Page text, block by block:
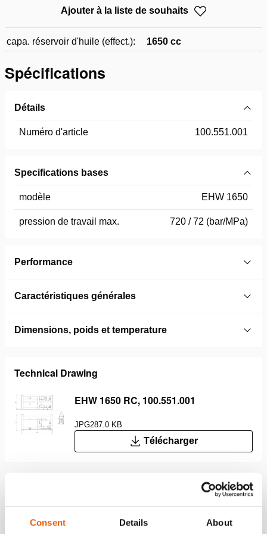
Consent Details About
Ajouter à la liste de souhaits
capa. réservoir d'huile (effect.): 1650 cc
Spécifications
Détails
Numéro d'article 100.551.001
Specifications bases
modèle EHW 1650
pression de travail max. 720 / 72 (bar/MPa)
Performance
Caractéristiques générales
Dimensions, poids et temperature
Technical Drawing
EHW 1650 RC, 100.551.001
JPG287.0 KB
Télécharger
Caractéristiques
Idéal pour les petits espaces